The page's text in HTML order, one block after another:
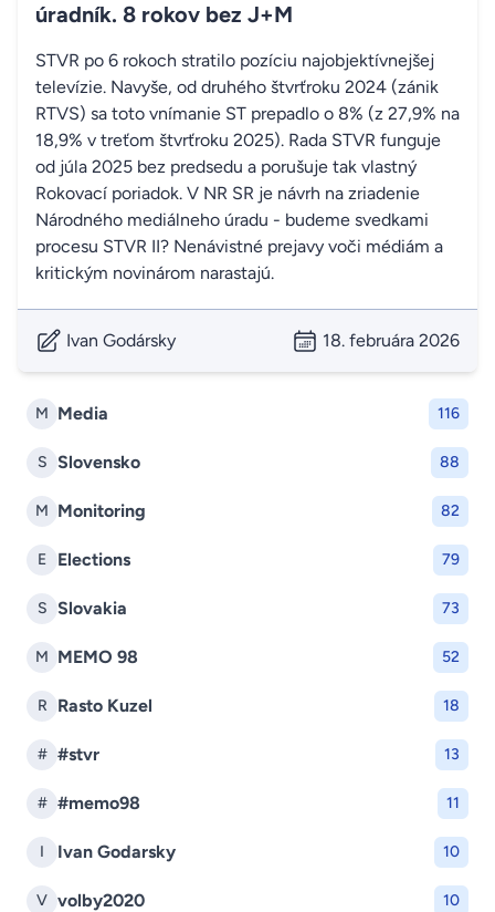
M Media 116
S Slovensko 88
M Monitoring 82
E Elections 79
S Slovakia 73
M MEMO 98 52
R Rasto Kuzel 18
# #stvr 13
# #memo98 11
I Ivan Godarsky 10
V volby2020 10
úradník. 8 rokov bez J+M
STVR po 6 rokoch stratilo pozíciu najobjektívnejšej
televízie. Navyše, od druhého štvrťroku 2024 (zánik
RTVS) sa toto vnímanie ST prepadlo o 8% (z 27,9% na
18,9% v treťom štvrťroku 2025). Rada STVR funguje
od júla 2025 bez predsedu a porušuje tak vlastný
Rokovací poriadok. V NR SR je návrh na zriadenie
Národného mediálneho úradu - budeme svedkami
procesu STVR II? Nenávistné prejavy voči médiám a
kritickým novinárom narastajú.
Ivan Godársky 18. februára 2026